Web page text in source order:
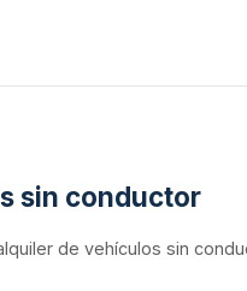
sin conductor
de vehículos sin